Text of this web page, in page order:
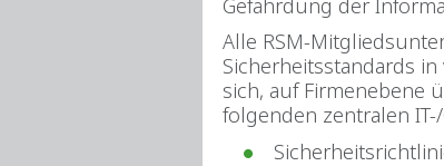
Gefährdung der
Alle RSM-
Sicherheitsstandards
sich, auf Firmenebene
folgenden zentralen